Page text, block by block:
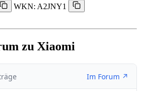
WKN: A2JNY1
zu Xiaomi